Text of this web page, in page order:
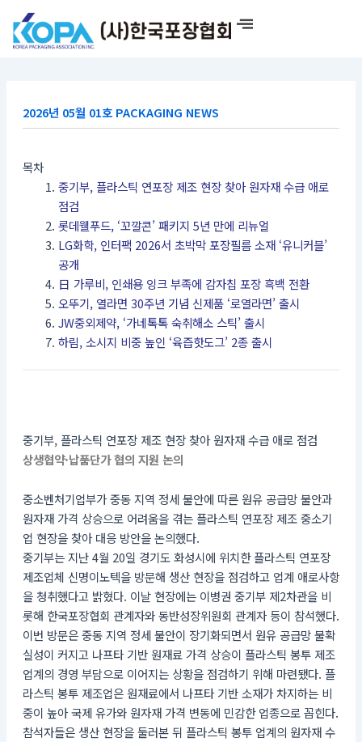
2026년 05월 01호 PACKAGING NEWS
목차
중기부, 플라스틱 연포장 제조 현장 찾아 원자재 수급 애로
점검
롯데웰푸드, ‘꼬깔콘’ 패키지 5년 만에 리뉴얼
LG화학, 인터팩 2026서 초박막 포장필름 소재 ‘유니커블’
공개
日 가루비, 인쇄용 잉크 부족에 감자칩 포장 흑백 전환
오뚜기, 열라면 30주년 기념 신제품 ‘로열라면’ 출시
JW중외제약, ‘가네톡톡 숙취해소 스틱’ 출시
하림, 소시지 비중 높인 ‘육즙핫도그’ 2종 출시
중기부, 플라스틱 연포장 제조 현장 찾아 원자재 수급 애로 점검
상생협약·납품단가 협의 지원 논의
중소벤처기업부가 중동 지역 정세 불안에 따른 원유 공급망 불안과
원자재 가격 상승으로 어려움을 겪는 플라스틱 연포장 제조 중소기
업 현장을 찾아 대응 방안을 논의했다.
중기부는 지난 4월 20일 경기도 화성시에 위치한 플라스틱 연포장
제조업체 신명이노텍을 방문해 생산 현장을 점검하고 업계 애로사항
을 청취했다고 밝혔다. 이날 현장에는 이병권 중기부 제2차관을 비
롯해 한국포장협회 관계자와 동반성장위원회 관계자 등이 참석했다.
이번 방문은 중동 지역 정세 불안이 장기화되면서 원유 공급망 불확
실성이 커지고 나프타 기반 원재료 가격 상승이 플라스틱 봉투 제조
업계의 경영 부담으로 이어지는 상황을 점검하기 위해 마련됐다. 플
라스틱 봉투 제조업은 원재료에서 나프타 기반 소재가 차지하는 비
중이 높아 국제 유가와 원자재 가격 변동에 민감한 업종으로 꼽힌다.
참석자들은 생산 현장을 둘러본 뒤 플라스틱 봉투 업계의 원자재 수